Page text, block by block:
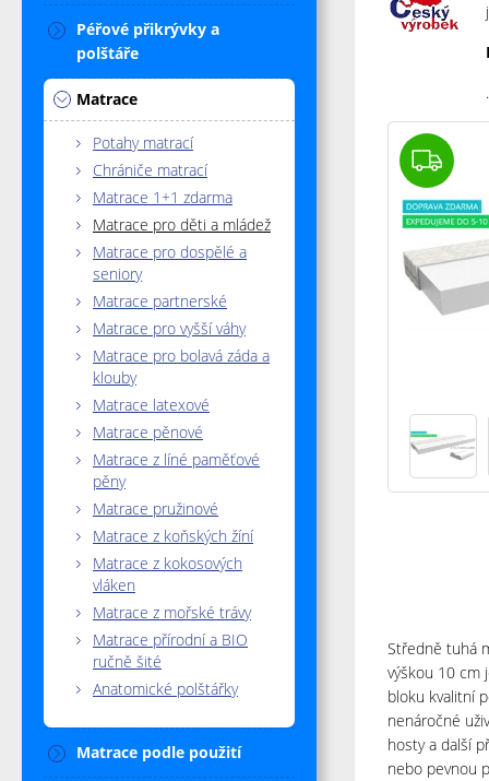
.
Středně tuhá
výškou 10 cm
bloku kvalitní
nenáročné
hosty a další
nebo pevnou
Péřové přikrývky a
polštáře
Matrace
Potahy matrací
Chrániče matrací
Matrace 1+1 zdarma
Matrace pro děti a mládež
Matrace pro dospělé a
seniory
Matrace partnerské
Matrace pro vyšší váhy
Matrace pro bolavá záda a
klouby
Matrace latexové
Matrace pěnové
Matrace z líné paměťové
pěny
Matrace pružinové
Matrace z koňských žíní
Matrace z kokosových
vláken
Matrace z mořské trávy
Matrace přírodní a BIO
ručně šité
Anatomické polštářky
Matrace podle použití